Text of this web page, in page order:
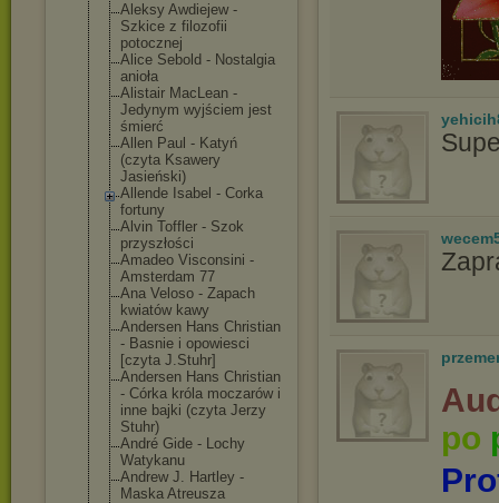
Aleksy Awdiejew -
Szkice z filozofii
potocznej
Alice Sebold - Nostalgia
anioła
Alistair MacLean -
Jedynym wyjściem jest
śmierć
Allen Paul - Katyń
(czyta Ksawery
Jasieński)
Allende Isabel - Corka
fortuny
Alvin Toffler - Szok
przyszłości
Amadeo Visconsini -
Amsterdam 77
Ana Veloso - Zapach
kwiatów kawy
Andersen Hans Christian
- Basnie i opowiesci
[czyta J.Stuhr]
Andersen Hans Christian
- Córka króla moczarów i
inne bajki (czyta Jerzy
Stuhr)
André Gide - Lochy
Watykanu
Andrew J. Hartley -
Maska Atreusza
po